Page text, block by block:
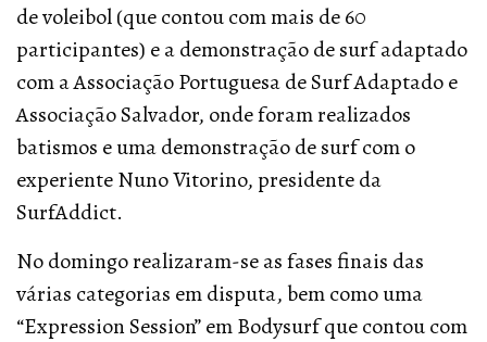
de voleibol (que contou com mais de 60
participantes) e a demonstração de surf adaptado
com a Associação Portuguesa de Surf Adaptado e
Associação Salvador, onde foram realizados
batismos e uma demonstração de surf com o
experiente Nuno Vitorino, presidente da
SurfAddict.
No domingo realizaram-se as fases finais das
várias categorias em disputa, bem como uma
“Expression Session” em Bodysurf que contou com